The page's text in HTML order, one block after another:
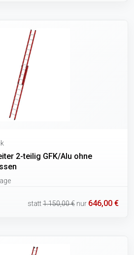
2-teilig GFK/Alu ohne
statt1.150,00 € nur 646,00 €